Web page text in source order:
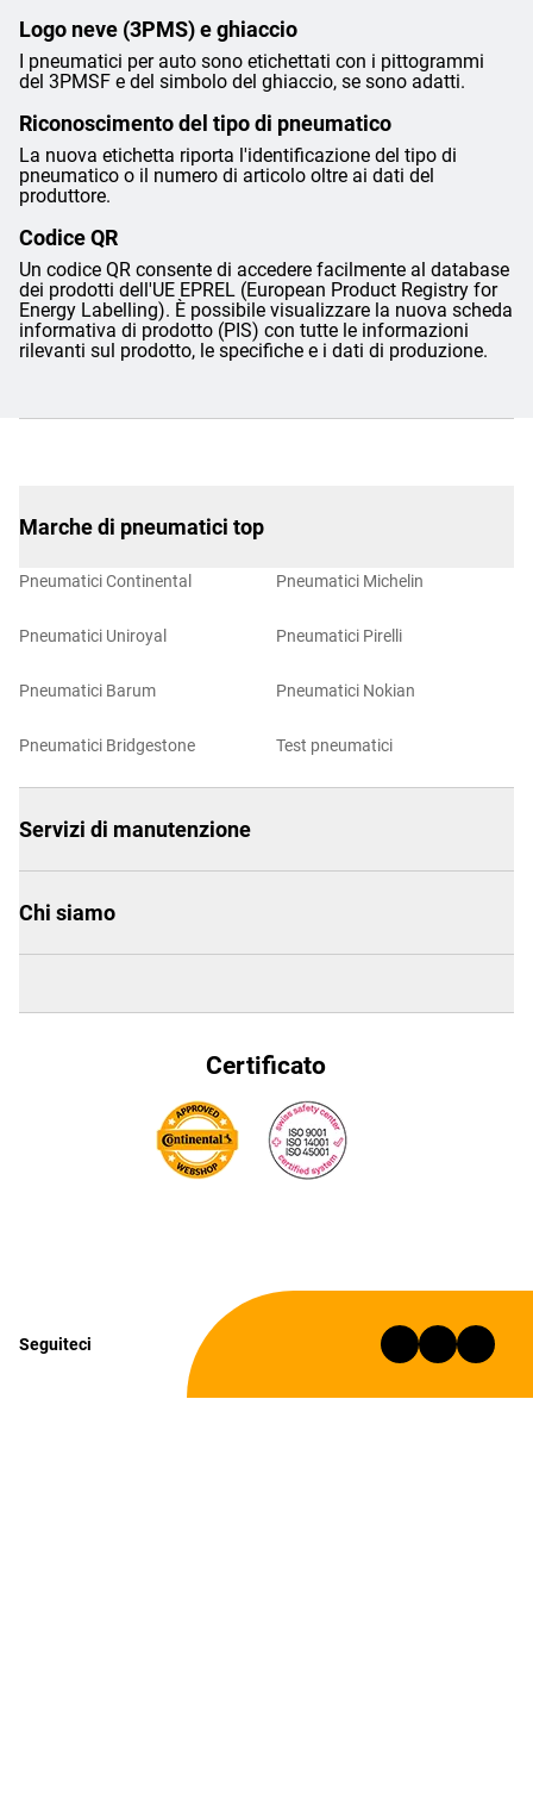
Logo neve (3PMS) e ghiaccio
I pneumatici per auto sono etichettati con i pittogrammi
del 3PMSF e del simbolo del ghiaccio, se sono adatti.
Riconoscimento del tipo di pneumatico
La nuova etichetta riporta l'identificazione del tipo di
pneumatico o il numero di articolo oltre ai dati del
produttore.
Codice QR
Un codice QR consente di accedere facilmente al database
dei prodotti dell'UE EPREL (European Product Registry for
Energy Labelling). È possibile visualizzare la nuova scheda
informativa di prodotto (PIS) con tutte le informazioni
rilevanti sul prodotto, le specifiche e i dati di produzione.
Marche di pneumatici top
Pneumatici Continental
Pneumatici Uniroyal
Pneumatici Barum
Pneumatici Bridgestone
Pneumatici Michelin
Pneumatici Pirelli
Pneumatici Nokian
Test pneumatici
Servizi di manutenzione
Chi siamo
Certificato
Seguiteci